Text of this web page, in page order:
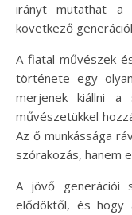
irányt mutathat a
következő
A fiatal művészek
története egy
merjenek kiállni
művészetükkel
Az ő munkássága
szórakozás, hanem
A jövő generációi
elődöktől, és hogy